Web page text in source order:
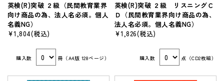
英検(R)突破 ２級（民間教育業界
向け商品の為、法人名必須。個人
名義NG）
¥1,804(税込)
購入数 冊（A4版 128ページ）
英検(R)突破 ２級 リスニングＣ
Ｄ（民間教育業界向け商品の為、
法人名必須。個人名義NG）
¥1,826(税込)
購入数 点（CD2枚組）